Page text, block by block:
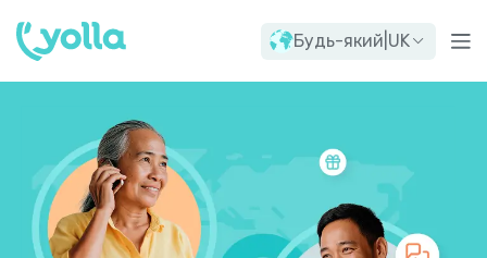
Будь-який UK